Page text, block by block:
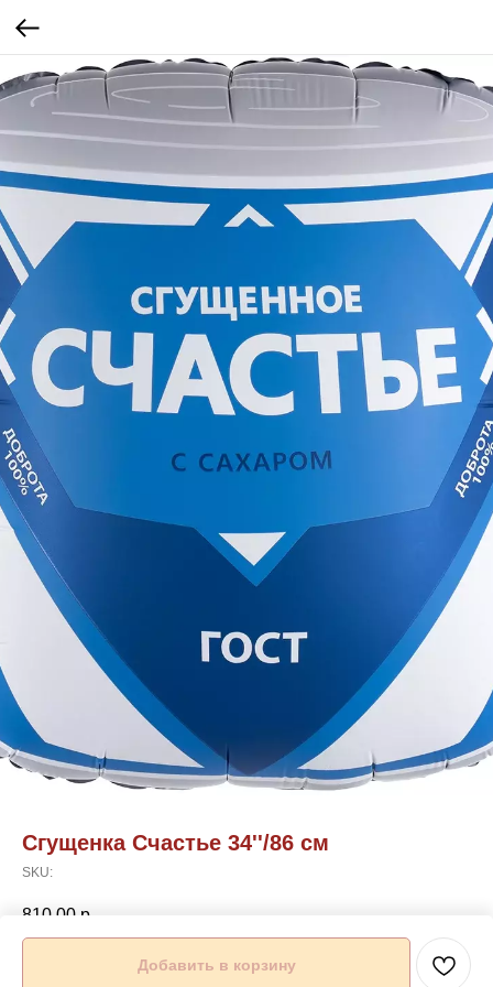
Сгущенка Счастье 34''/86 см
SKU:
810,00 р.
Добавить в корзину